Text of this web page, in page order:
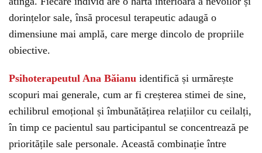
dorințelor sale, însă procesul terapeutic adaugă o
dimensiune mai amplă, care merge dincolo de propriile
obiective.
Psihoterapeutul Ana Băianu identifică și urmărește
scopuri mai generale, cum ar fi creșterea stimei de sine,
echilibrul emoțional și îmbunătățirea relațiilor cu ceilalți,
în timp ce pacientul sau participantul se concentrează pe
prioritățile sale personale. Această combinație între